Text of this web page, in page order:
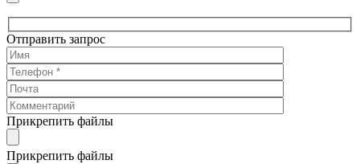
Отправить запрос
Прикрепить файлы
Прикрепить файлы